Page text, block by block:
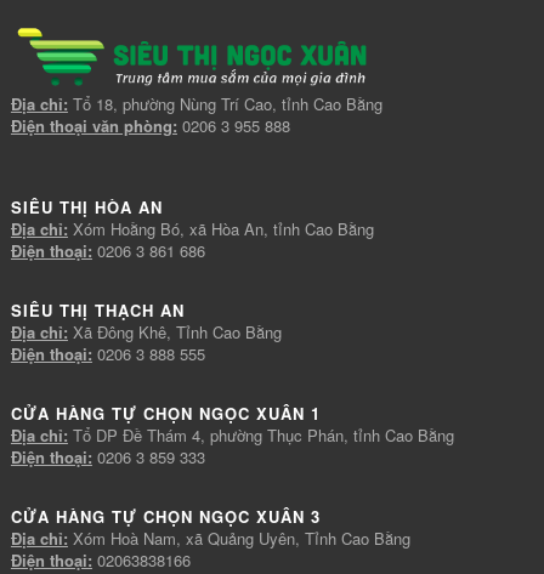
Địa chỉ: Tổ 18, phường Nùng Trí Cao, tỉnh Cao Bằng
Điện thoại văn phòng: 0206 3 955 888
SIÊU THỊ HÒA AN
Địa chỉ: Xóm Hoằng Bó, xã Hòa An, tỉnh Cao Bằng
Điện thoại: 0206 3 861 686
SIÊU THỊ THẠCH AN
Địa chỉ: Xã Đông Khê, Tỉnh Cao Bằng
Điện thoại: 0206 3 888 555
CỬA HÀNG TỰ CHỌN NGỌC XUÂN 1
Địa chỉ: Tổ DP Đề Thám 4, phường Thục Phán, tỉnh Cao Bằng
Điện thoại: 0206 3 859 333
CỬA HÀNG TỰ CHỌN NGỌC XUÂN 3
Địa chỉ: Xóm Hoà Nam, xã Quảng Uyên, Tỉnh Cao Bằng
Điện thoại: 02063838166